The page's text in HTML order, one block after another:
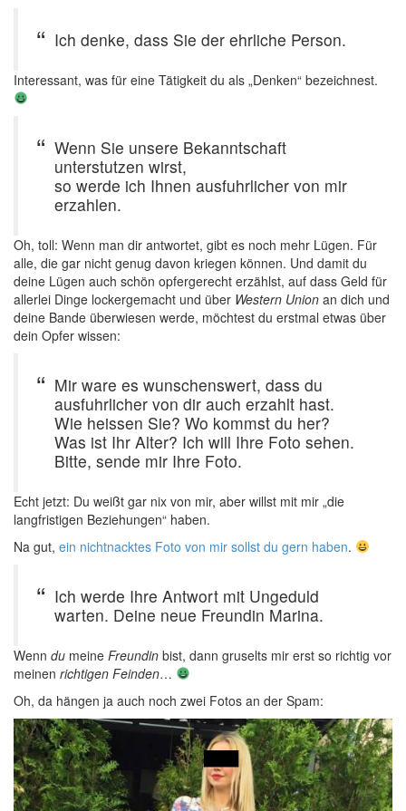
Ich denke, dass Sie der ehrliche Person.
Interessant, was für eine Tätigkeit du als „Denken“ bezeichnest.
Wenn Sie unsere Bekanntschaft
unterstutzen wirst,
so werde ich Ihnen ausfuhrlicher von mir
erzahlen.
Oh, toll: Wenn man dir antwortet, gibt es noch mehr Lügen. Für
alle, die gar nicht genug davon kriegen können. Und damit du
deine Lügen auch schön opfergerecht erzählst, auf dass Geld für
allerlei Dinge lockergemacht und über Western Union an dich und
deine Bande überwiesen werde, möchtest du erstmal etwas über
dein Opfer wissen:
Mir ware es wunschenswert, dass du
ausfuhrlicher von dir auch erzahlt hast.
Wie heissen Sie? Wo kommst du her?
Was ist Ihr Alter? Ich will Ihre Foto sehen.
Bitte, sende mir Ihre Foto.
Echt jetzt: Du weißt gar nix von mir, aber willst mit mir „die
langfristigen Beziehungen“ haben.
Na gut, ein nichtnacktes Foto von mir sollst du gern haben.
Ich werde Ihre Antwort mit Ungeduld
warten. Deine neue Freundin Marina.
Wenn du meine Freundin bist, dann gruselts mir erst so richtig vor
meinen richtigen Feinden…
Oh, da hängen ja auch noch zwei Fotos an der Spam: